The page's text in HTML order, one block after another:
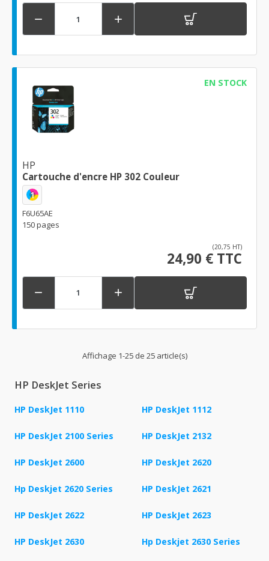
 
EN STOCK
HP
Cartouche d'encre HP 302 Couleur
1
F6U65AE
150 pages
(20,75 HT)
24,90 € TTC
 
Affichage 1-25 de 25 article(s)
HP DeskJet Series
HP DeskJet 1110 HP DeskJet 1112
HP DeskJet 2100 Series HP DeskJet 2132
HP DeskJet 2600 HP DeskJet 2620
Hp Deskjet 2620 Series HP DeskJet 2621
HP DeskJet 2622 HP DeskJet 2623
HP DeskJet 2630 Hp Deskjet 2630 Series